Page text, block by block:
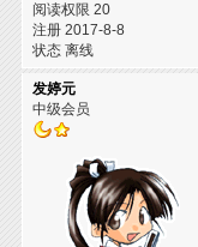
阅读权限 20
注册 2017-8-8
状态 离线
发婷元
中级会员